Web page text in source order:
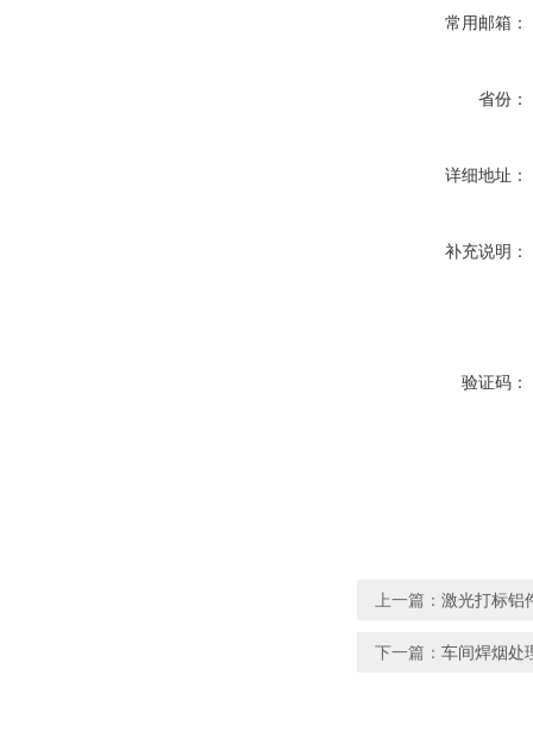
常用邮箱：
省份：
详细地址：
补充说明：
验证码：
上一篇： 激光打标铝
下一篇： 车间焊烟处